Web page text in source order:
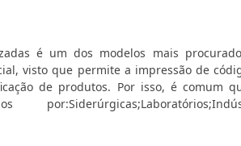
é um dos modelos mais
visto que permite a impressão de
de produtos. Por isso, é comum
de produtos
de forma simples, o